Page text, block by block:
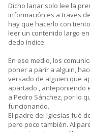
Dicho lanar solo lee la
información es a traves
hay que hacerlo con
leer un contenido largo
dedo índice.
En ese medio, los
poner a parir a alguin,
versado de alguien que
apartado , anteponiendo
a Pedro Sánchez, por lo
funcionando.
El padre del Iglesias fué
pero poco también. Al